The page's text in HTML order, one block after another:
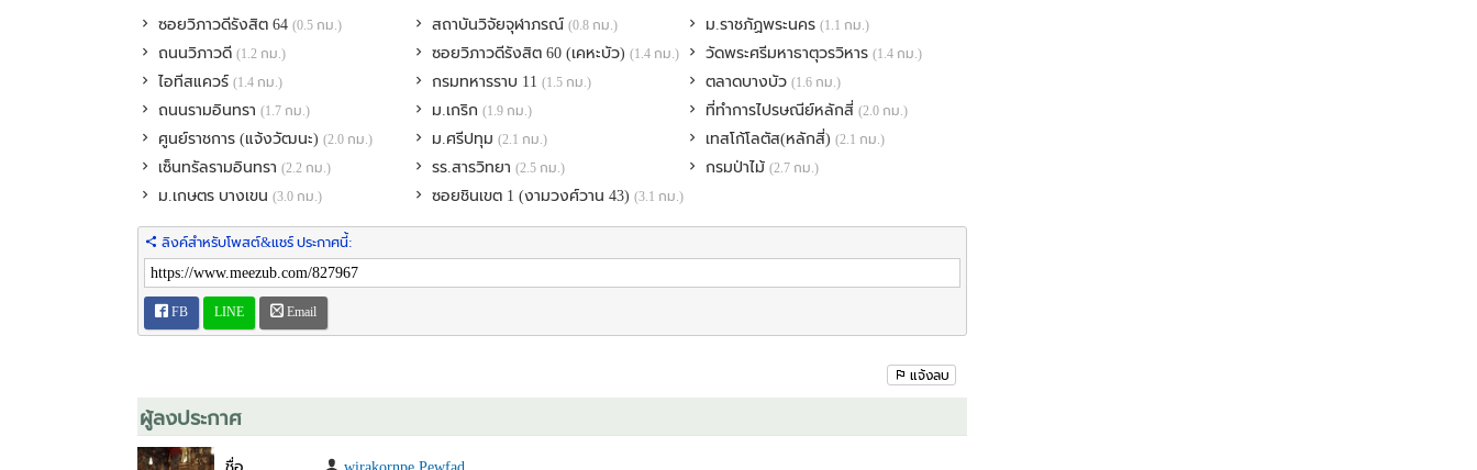
ซอยวิภาวดีรังสิต 64 (0.5 กม.) สถาบันวิจัยจุฬาภรณ์(0.8 กม.) ม.ราชภัฏพระนคร(1.1 กม.)
ถนนวิภาวดี (1.2 กม.) ซอยวิภาวดีรังสิต 60 (เคหะบัว)(1.4 กม.) วัดพระศรีมหาธาตุวรวิหาร(1.4 กม.)
ไอทีสแควร์ (1.4 กม.) กรมทหารราบ 11(1.5 กม.) ตลาดบางบัว(1.6 กม.)
ถนนรามอินทรา (1.7 กม.) ม.เกริก(1.9 กม.) ที่ทำการไปรษณีย์หลักสี่(2.0 กม.)
ศูนย์ราชการ (แจ้งวัฒนะ) (2.0 กม.) ม.ศรีปทุม(2.1 กม.) เทสโก้โลตัส(หลักสี่)(2.1 กม.)
เซ็นทรัลรามอินทรา (2.2 กม.) รร.สารวิทยา(2.5 กม.) กรมป่าไม้(2.7 กม.)
ม.เกษตร บางเขน (3.0 กม.) ซอยชินเขต 1 (งามวงศ์วาน 43)(3.1 กม.)
ลิงค์สำหรับโพสต์&แชร์ ประกาศนี้:
FB LINE Email
แจ้งลบ
ผู้ลงประกาศ